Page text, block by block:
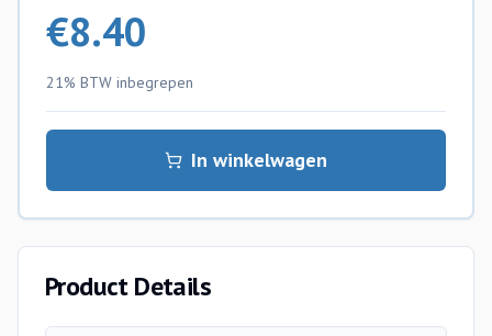
€8.40
21% BTW inbegrepen
In winkelwagen
Product Details